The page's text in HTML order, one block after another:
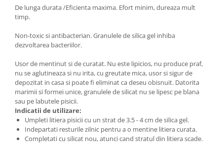
De lunga durata /Eficienta maxima. Efort minim, dureaza mult
timp.
Non-toxic si antibacterian. Granulele de silica gel inhiba
dezvoltarea bacteriilor.
Usor de mentinut si de curatat. Nu este lipicios, nu produce praf,
nu se aglutineaza si nu irita, cu greutate mica, usor si sigur de
depozitat in casa si poate fi eliminat ca deseu obisnuit. Datorita
marimii si formei unice, granulele de silicat nu se lipesc pe blana
sau pe labutele pisicii.
Indicatii de utilizare:
Umpleti litiera pisicii cu un strat de 3.5 - 4 cm de silica gel.
Indepartati resturile zilnic pentru a o mentine litiera curata.
Completati cu silicat nou, atunci cand stratul din litiera scade.